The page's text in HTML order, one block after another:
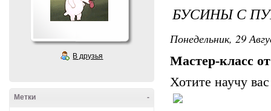
В друзья
-
Метки
БУСИНЫ С
Понедельник, 29
Мастер-класс
Хотите научу